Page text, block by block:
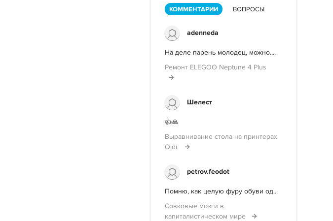
КОММЕНТАРИИ ВОПРОСЫ
adenneda
На деле парень молодец, можно....
Ремонт ELEGOO Neptune 4 Plus
Шелест
👍🙏
Выравнивание стола на принтерах
Qidi.
petrov.feodot
Помню, как целую фуру обуви од...
Совковые мозги в
капиталистическом мире